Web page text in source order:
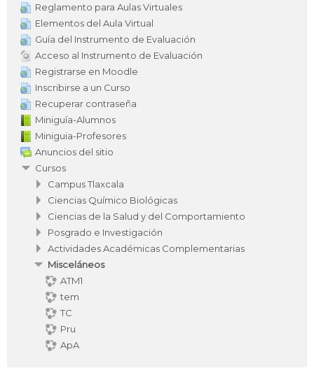
Reglamento para Aulas Virtuales
Elementos del Aula Virtual
Guía del Instrumento de Evaluación
Acceso al Instrumento de Evaluación
Registrarse en Moodle
Inscribirse a un Curso
Recuperar contraseña
Miniguía-Alumnos
Miniguia-Profesores
Anuncios del sitio
Cursos
Campus Tlaxcala
Ciencias Químico Biológicas
Ciencias de la Salud y del Comportamiento
Posgrado e Investigación
Actividades Académicas Complementarias
Misceláneos
ATM1
tem
TC
Pru
ApA